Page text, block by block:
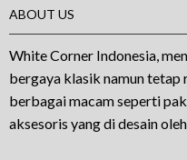
ABOUT US
White Corner Indonesia,
bergaya klasik namun tetap
berbagai macam seperti
aksesoris yang di desain